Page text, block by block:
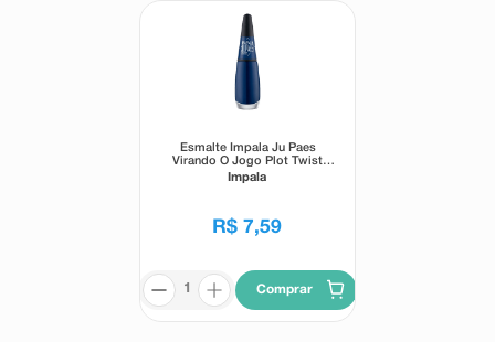
Esmalte Impala Ju Paes
Virando O Jogo Plot Twist
7,5ml
Impala
R$ 7,59
Comprar